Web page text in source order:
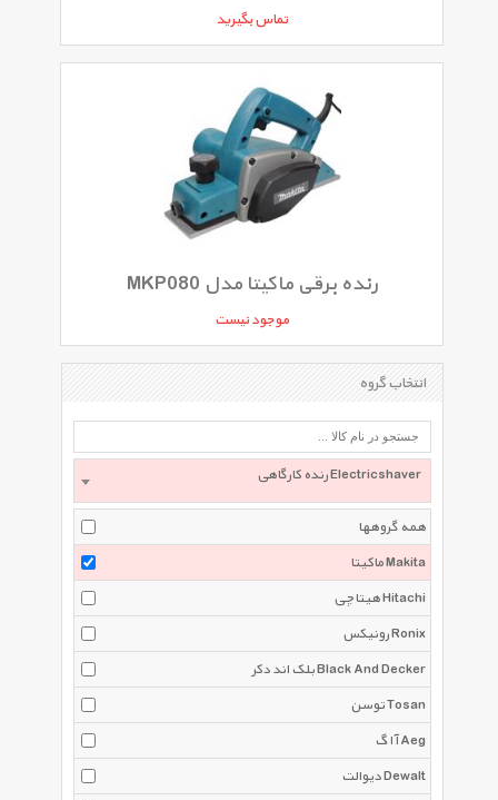
تماس بگیرید
رنده برقی ماکیتا مدل MKP080
موجود نیست
انتخاب گروه
رنده کارگاهی Electricshaver
همه گروهها
ماکیتا Makita
هیتاچی Hitachi
رونیکس Ronix
بلک اند دکر Black And Decker
توسن Tosan
آ ا گ Aeg
دیوالت Dewalt